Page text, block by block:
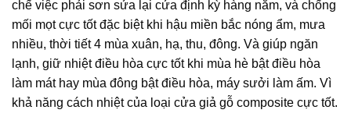
chế việc phải sơn sửa lại cửa định kỳ hàng năm, và chống
mối mọt cực tốt đặc biệt khi hậu miền bắc nóng ẩm, mưa
nhiều, thời tiết 4 mùa xuân, hạ, thu, đông. Và giúp ngăn
lạnh, giữ nhiệt điều hòa cực tốt khi mùa hè bật điều hòa
làm mát hay mùa đông bật điều hòa, máy sưởi làm ấm. Vì
khả năng cách nhiệt của loại cửa giả gỗ composite cực tốt.